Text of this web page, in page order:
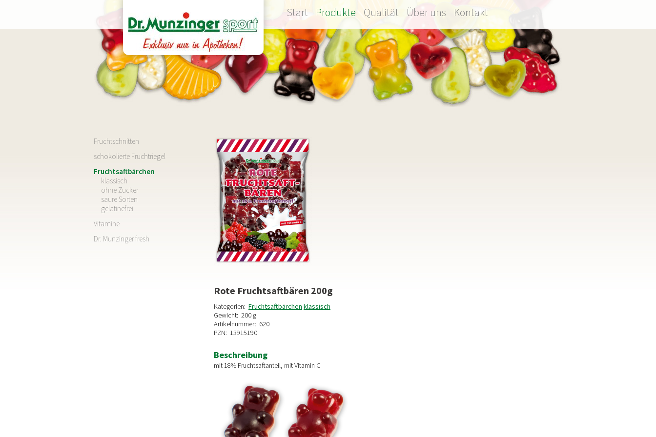
Navigation
Start Produkte Qualität Über uns Kontakt
Rote Fruchtsaftbären 200g
Kategorien: Fruchtsaftbärchen klassisch
Gewicht: 200 g
Artikelnummer: 620
PZN: 13915190
Beschreibung
mit 18% Fruchtsaftanteil, mit Vitamin C
Navigation
Fruchtschnitten
schokolierte Fruchtriegel
Fruchtsaftbärchen
klassisch
ohne Zucker
saure Sorten
gelatinefrei
Vitamine
Dr. Munzinger fresh